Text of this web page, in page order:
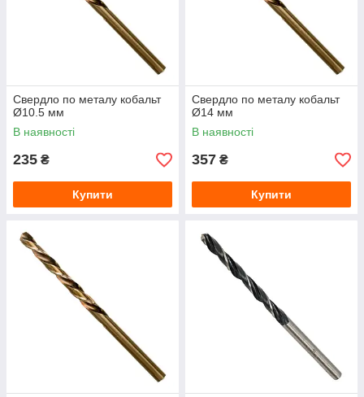
Свердло по металу кобальт
Ø10.5 мм
В наявності
235 ₴
Купити
Свердло по металу кобальт
Ø14 мм
В наявності
357 ₴
Купити